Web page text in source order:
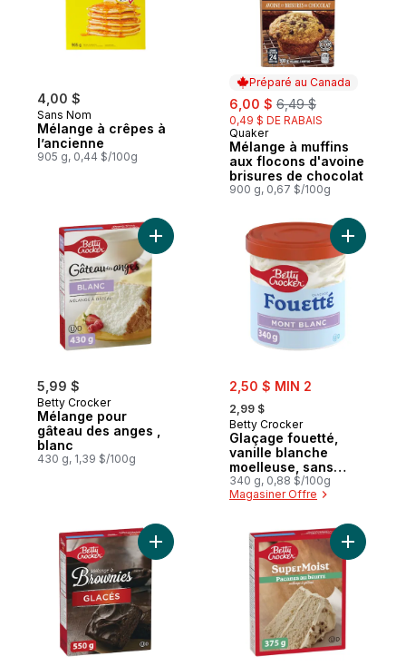
4,00 $
Sans Nom
Mélange à crêpes à
l’ancienne
905 g, 0,44 $/100g
Préparé au Canada
sale:
6,00 $ , formerly:
6,49 $
0,49 $ DE RABAIS
Préparé au Canada
Quaker
Mélange à muffins
aux flocons d'avoine
brisures de chocolat
900 g, 0,67 $/100g
5,99 $
Betty Crocker
Mélange pour
gâteau des anges ,
blanc
430 g, 1,39 $/100g
Ajouter Mélange pour gâteau des anges
sale:
2,50 $ MIN 2
, formerly:
2,99 $
Betty Crocker
Glaçage fouetté,
vanille blanche
moelleuse, sans
gluten
340 g, 0,88 $/100g
Magasiner Offre
Ajouter
Ajouter Mélange pour Brownies auAjouter